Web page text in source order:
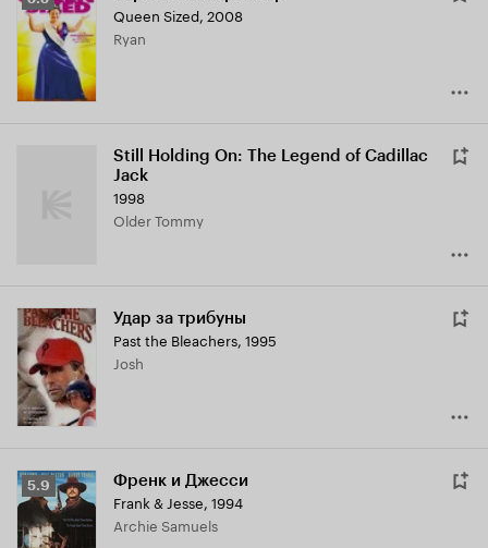
Кинопоиска
5.5
Queen Sized, 2008
Ryan
Still Holding On: The Legend of Cadillac
Jack
1998
Older Tommy
Удар за трибуны
Past the Bleachers, 1995
Josh
Рейтинг
Кинопоиска
5.9
5.9 Френк и Джесси
Frank & Jesse, 1994
Archie Samuels